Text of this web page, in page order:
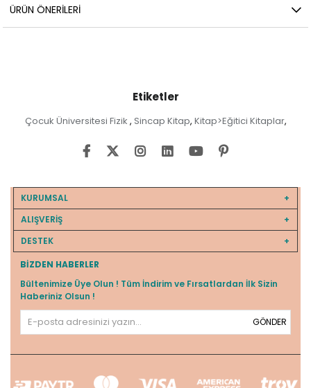
ÜRÜN ÖNERILERI
Etiketler
Çocuk Üniversitesi Fizik , Sincap Kitap, Kitap>Eğitici Kitaplar,
KURUMSAL
ALIŞVERİŞ
DESTEK
BIZDEN HABERLER
Bültenimize Üye Olun ! Tüm İndirim ve Fırsatlardan İlk Sizin
Haberiniz Olsun !
GÖNDER